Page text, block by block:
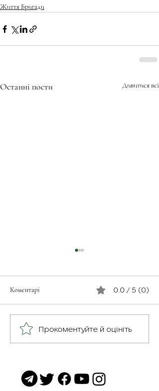
Життя Бригади
Останні пости Дивитися всі
Герої серед нас: медик
Хітмен
Коментарі 0.0 / 5 (0)
Прокоментуйте й оцініть